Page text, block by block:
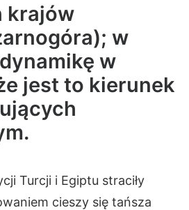
krajów
w
w
jest to kierunek
Turcji i Egiptu straciły
cieszy się tańsza